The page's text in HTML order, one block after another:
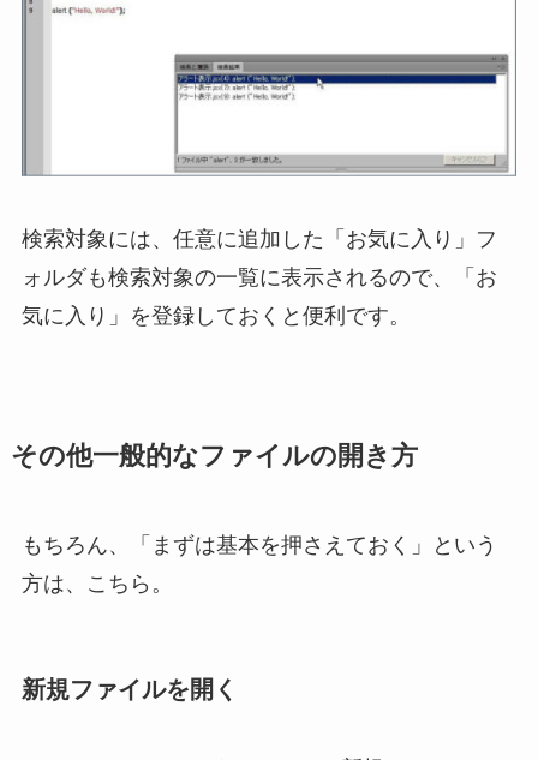
検索対象には、任意に追加した「お気に入り」フ
ォルダも検索対象の一覧に表示されるので、「お
気に入り」を登録しておくと便利です。
その他一般的なファイルの開き方
もちろん、「まずは基本を押さえておく」という
方は、こちら。
新規ファイルを開く